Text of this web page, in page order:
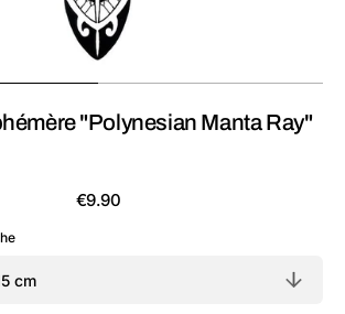
"Polynesian Manta Ray"
Prix
€9.90